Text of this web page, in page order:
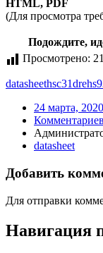
HTML, PDF
(Для просмотра
Подождите,
Просмотрено:
datasheet
24 марта, 2020
datasheet
Добавить
Для отправки
Навигация